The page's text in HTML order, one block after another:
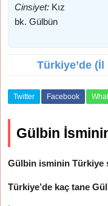
Cinsiyet: Kız
bk. Gülbün
Türkiye’de
Twitter Facebook
Gülbin
Gülbin isminin Türkiye
Türkiye’de kaç tane